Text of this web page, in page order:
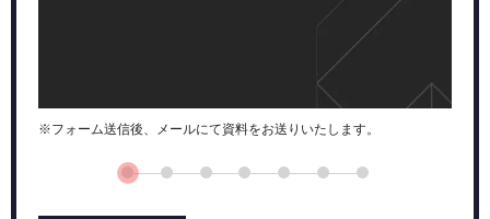
画像とビデオの仕様と最適化
※フォーム送信後、メールにて資料をお送りいたします。